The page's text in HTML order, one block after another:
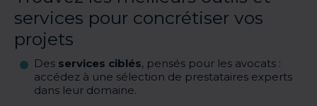
services pour concrétiser vos
projets
Des services ciblés, pensés pour les avocats :
accédez à une sélection de prestataires experts
dans leur domaine.